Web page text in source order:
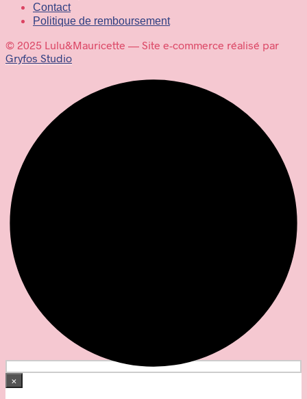
Contact
Politique de remboursement
© 2025 Lulu&Mauricette — Site e-commerce réalisé par
Gryfos Studio
×